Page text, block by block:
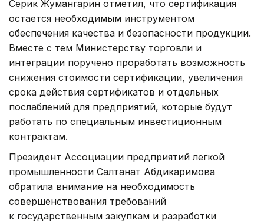
Серик Жумангарин отметил, что сертификация
остается необходимым инструментом
обеспечения качества и безопасности продукции.
Вместе с тем Министерству торговли и
интеграции поручено проработать возможность
снижения стоимости сертификации, увеличения
срока действия сертификатов и отдельных
послаблений для предприятий, которые будут
работать по специальным инвестиционным
контрактам.
Президент Ассоциации предприятий легкой
промышленности Салтанат Абдикаримова
обратила внимание на необходимость
совершенствования требований
к государственным закупкам и разработки